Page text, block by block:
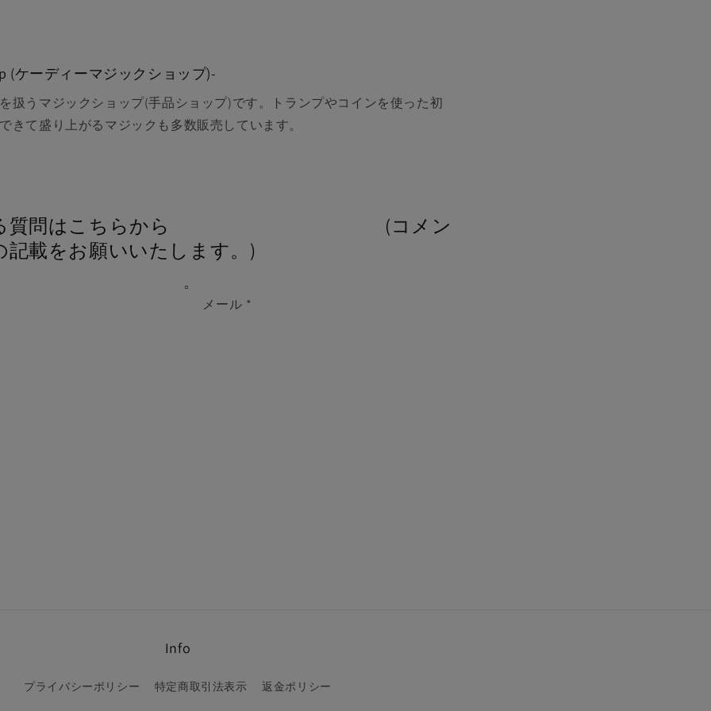
(ケーディーマジックショップ)-
扱うマジックショップ(手品ショップ)です。トランプやコインを使った初
きて盛り上がるマジックも多数販売しています。
する質問はこちらから (コメン
記載をお願いいたします。)
メール *
Info
プライバシーポリシー 特定商取引法表示 返金ポリシー